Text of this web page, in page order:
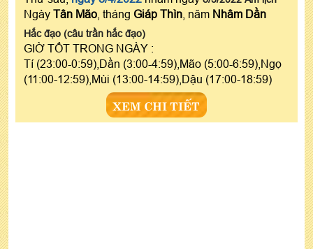
Ngày Tân Mão , tháng Giáp Thìn , năm Nhâm Dần
Hắc đạo (câu trần hắc đạo)
GIỜ TỐT TRONG NGÀY :
Tí (23:00-0:59),Dần (3:00-4:59),Mão (5:00-6:59),Ngọ
(11:00-12:59),Mùi (13:00-14:59),Dậu (17:00-18:59)
XEM CHI TIẾT